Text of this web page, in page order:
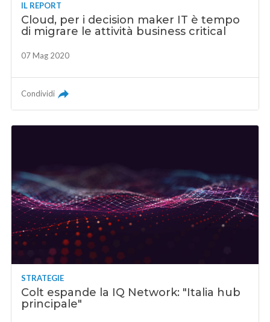
IL REPORT
Cloud, per i decision maker IT è tempo
di migrare le attività business critical
07 Mag 2020
Condividi
STRATEGIE
Colt espande la IQ Network: "Italia hub
principale"